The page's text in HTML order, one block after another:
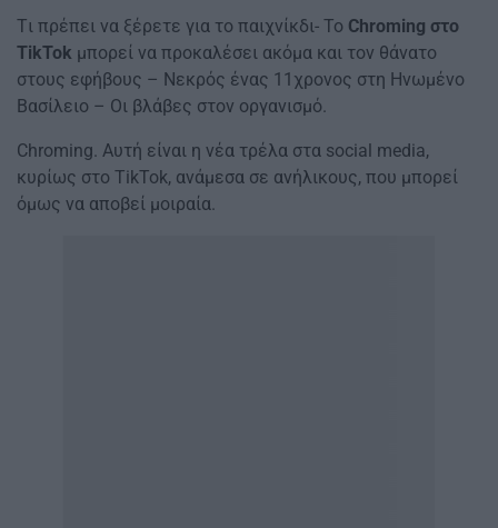
Tι πρέπει να ξέρετε για το παιχνίκδι- Το Chroming στο
TikTok μπορεί να προκαλέσει ακόμα και τον θάνατο
στους εφήβους – Νεκρός ένας 11χρονος στη Ηνωμένο
Βασίλειο – Οι βλάβες στον οργανισμό.
Chroming. Αυτή είναι η νέα τρέλα στα social media,
κυρίως στο TikTok, ανάμεσα σε ανήλικους, που μπορεί
όμως να αποβεί μοιραία.